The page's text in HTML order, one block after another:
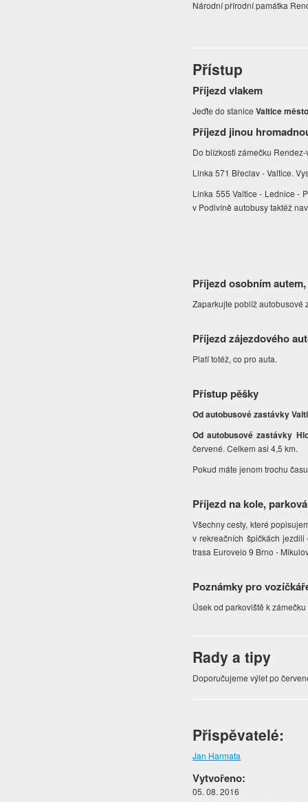
Národní přírodní památka
Přístup
Příjezd vlakem
Jeďte do staniceValtice
Příjezd jinou
Do blízkosti zámečku
Linka 571 Břeclav - Valtice.
Linka 555 Valtice - Lednice -
v Podivíně autobusy taktéž
Příjezd osobním
Zaparkujte poblíž autobusové
Příjezd zájezdového
Platí totéž, co pro auta.
Přístup pěšky
Od autobusové zastávky
Od autobusové zastávky
červené. Celkem asi 4,5 km.
Pokud máte jenom trochu
Příjezd na kole,
Všechny cesty, které
v rekreačních špičkách
trasa Eurovelo 9 Brno -
Poznámky pro
Úsek od parkoviště k
Rady a tipy
Doporučujeme výlet po
Přispěvatelé:
Jan Harmata
Vytvořeno:
05. 08. 2016